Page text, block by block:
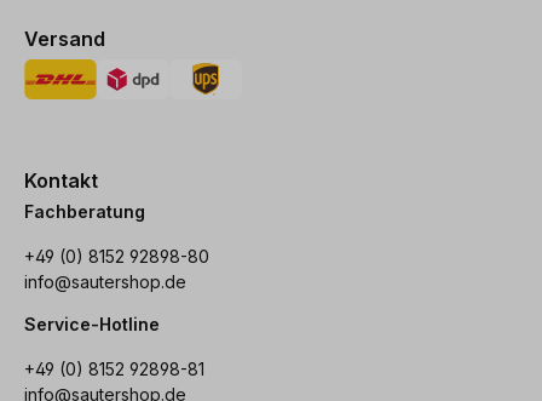
Versand
Kontakt
Fachberatung
+49 (0) 8152 92898-80
info@sautershop.de
Service-Hotline
+49 (0) 8152 92898-81
info@sautershop.de